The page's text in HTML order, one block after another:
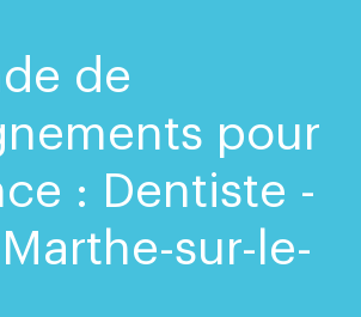
de
pour
: Dentiste -
sur-le-